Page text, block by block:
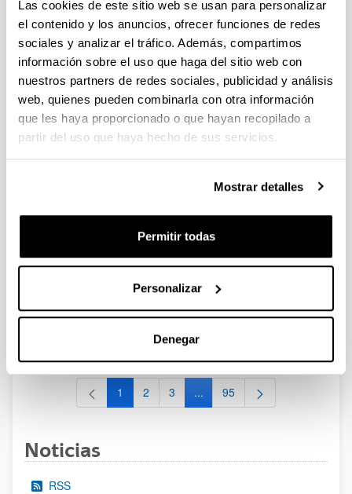
Las cookies de este sitio web se usan para personalizar
el contenido y los anuncios, ofrecer funciones de redes
sociales y analizar el tráfico. Además, compartimos
información sobre el uso que haga del sitio web con
nuestros partners de redes sociales, publicidad y análisis
web, quienes pueden combinarla con otra información
que les haya proporcionado o que hayan recopilado a
partir del uso que haya hecho de sus servicios.
Mostrar detalles
Permitir todas
Personalizar
Denegar
FUNDACION LA CAIXA JUNIOR LEADER RETAINING
PROGRAMME 2027
CONVOCATORIA PARA LA CONTRATACIÓN DE
PERSONAL INVESTIGADOR DOCTOR EN LA UPV/EHU
(2026)
Trámite abierto (Plazo de presentación de solicitudes: 03/06/2026 -
25/06/2026 23:59)
16/07/2026: Listado provisional de solicitudes admitidas y
al 30/07/2026 (ambos incluídos)
PERSONAL INVESTIGADOR EN FORMACIÓN EN LA EHU
FINANCIADO CON RECURSOS PROPIOS DE UN
Página
1 Página
2 Página
3 ...Páginas intermedias Use TAB
Página
95
Noticias
RSS